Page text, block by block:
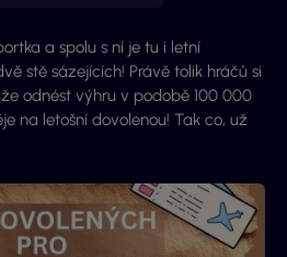
a spolu s ní je tu i letní
stě sázejících! Právě tolik hráčů si
odnést výhru v podobě 100 000
na letošní dovolenou! Tak co, už